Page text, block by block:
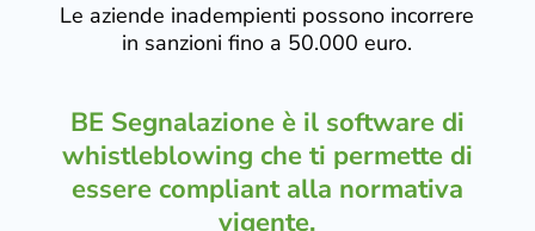
Le aziende inadempienti possono incorrere
in sanzioni fino a 50.000 euro.
BE Segnalazione è il software di
whistleblowing che ti permette di
essere compliant alla normativa
vigente.